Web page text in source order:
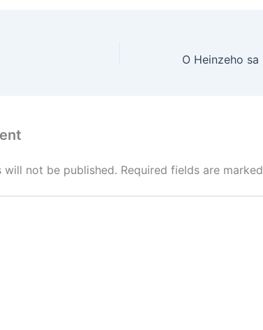
will not be published. Required fields are marked